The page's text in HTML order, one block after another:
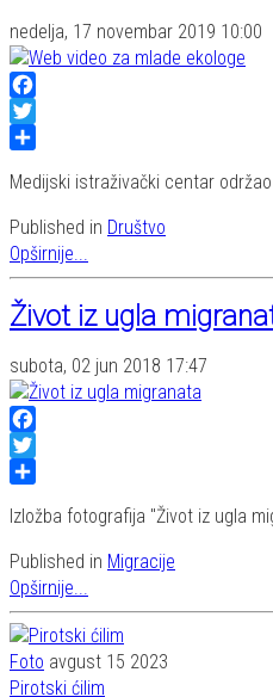
nedelja, 17 novembar 2019 10:00
Facebook
Twitter
Medijski istraživački centar
Published in Društvo
Opširnije...
Život iz ugla
subota, 02 jun 2018 17:47
Facebook
Twitter
Izložba fotografija "Život iz ugla
Published in Migracije
Opširnije...
Foto avgust 15 2023
Pirotski ćilim